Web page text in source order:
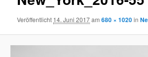
Veröffentlicht 14. Juni 2017am680 × 1020in